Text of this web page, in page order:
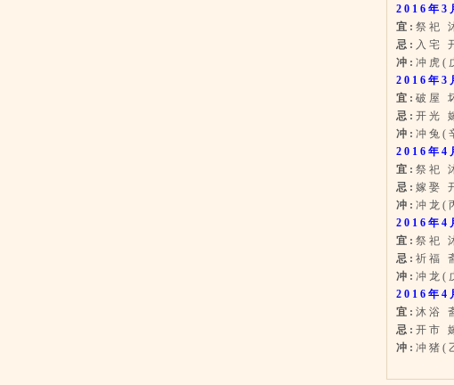
2016年3
宜: 祭祀
忌: 入宅
冲: 冲虎(
2016年3
宜: 破屋
忌: 开光
冲: 冲兔(
2016年4
宜: 祭祀
忌: 嫁娶
冲: 冲龙(
2016年4
宜: 祭祀
忌: 祈福
冲: 冲龙(
2016年4
宜: 沐浴
忌: 开市
冲: 冲猪(